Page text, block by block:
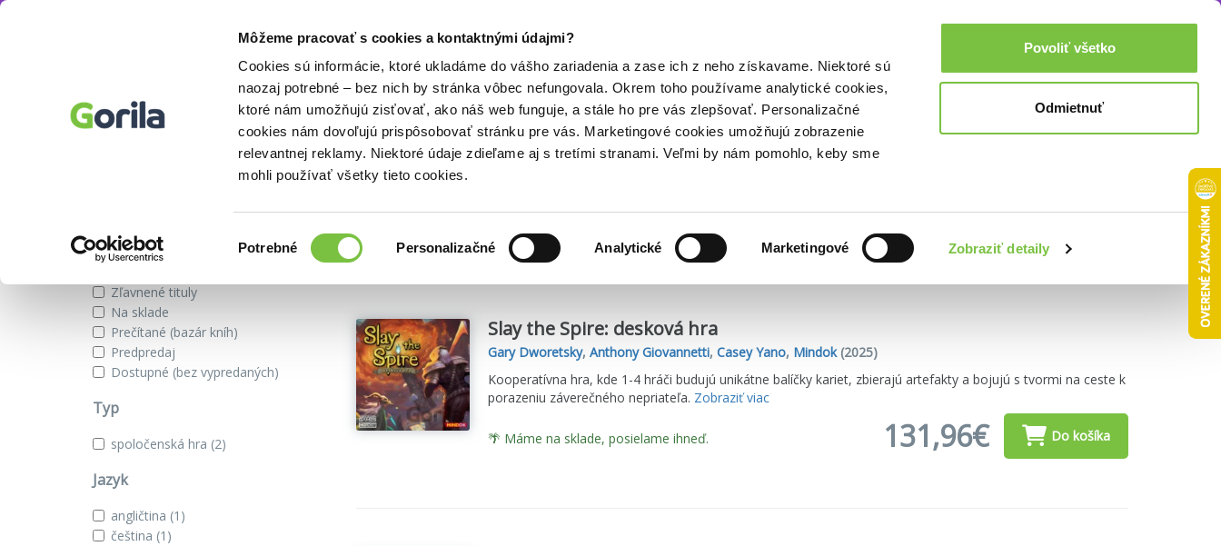
Môžeme pracovať s cookies a kontaktnými údajmi?
Cookies sú informácie, ktoré ukladáme do vášho zariadenia a zase ich z neho získavame. Niektoré sú
naozaj potrebné – bez nich by stránka vôbec nefungovala. Okrem toho používame analytické cookies,
ktoré nám umožňujú zisťovať, ako náš web funguje, a stále ho pre vás zlepšovať. Personalizačné
cookies nám dovoľujú prispôsobovať stránku pre vás. Marketingové cookies umožňujú zobrazenie
relevantnej reklamy. Niektoré údaje zdieľame aj s tretími stranami. Veľmi by nám pomohlo, keby sme
mohli používať všetky tieto cookies.
súhlasu
Potrebné Personalizačné Analytické Marketingové Zobraziť detaily
Povoliť všetko
Odmietnuť
Doplnky Prihlásenie 0,00€
Gary Dworetsky Akcie a zľavy
Knihy autora Gary Dworetsky
Zobraziť iba
Zľavnené tituly
Na sklade
Prečítané (bazár kníh)
Predpredaj
Dostupné (bez vypredaných)
Typ
spoločenská hra (2)
Jazyk
angličtina (1)
čeština (1)
Našli sme Zoradiť podľa:
Slay the Spire: desková hra
Gary Dworetsky, Anthony Giovannetti, Casey Yano, Mindok(2025)
Kooperatívna hra, kde 1-4 hráči budujú unikátne balíčky kariet, zbierajú artefakty a bojujú s tvormi na ceste k
porazeniu záverečného nepriateľa. Zobraziť viac
🌴 Máme na sklade, posielame ihneď. 131,96€ Do košíka